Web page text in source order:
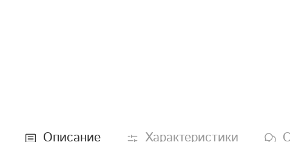
Описание Характеристики